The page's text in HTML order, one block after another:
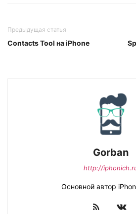
Предыдущая статья
Contacts Tool на iPhone
Gorban
http://
Основной автор